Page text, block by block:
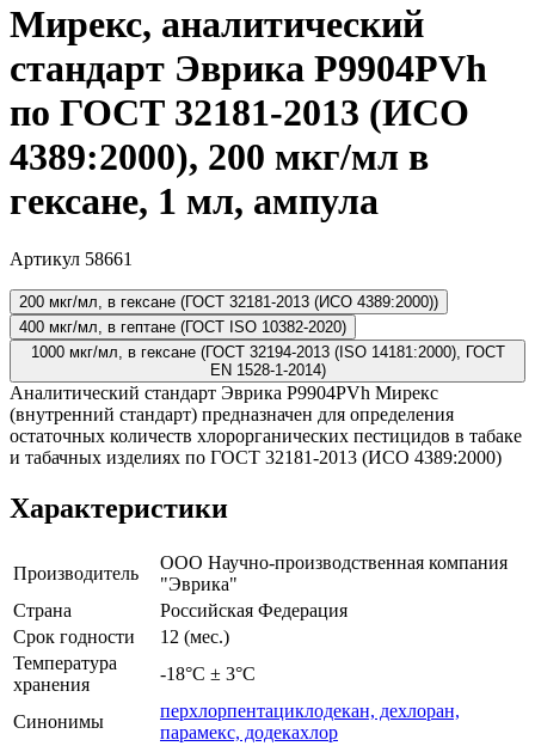
Мирекс, аналитический
стандарт Эврика P9904PVh
по ГОСТ 32181-2013 (ИСО
4389:2000), 200 мкг/мл в
гексане, 1 мл, ампула
Артикул 58661
200 мкг/мл, в гексане (ГОСТ 32181-2013 (ИСО 4389:2000))
400 мкг/мл, в гептане (ГОСТ ISO 10382-2020)
1000 мкг/мл, в гексане (ГОСТ 32194-2013 (ISO 14181:2000), ГОСТ
EN 1528-1-2014)
Аналитический стандарт Эврика P9904PVh Мирекс
(внутренний стандарт) предназначен для определения
остаточных количеств хлорорганических пестицидов в табаке
и табачных изделиях по ГОСТ 32181-2013 (ИСО 4389:2000)
Характеристики
Производитель
ООО Научно-производственная компания
"Эврика"
Страна
Российская Федерация
Срок годности
12 (мес.)
Температура
хранения
-18°С ± 3°С
Синонимы
перхлорпентациклодекан, дехлоран,
парамекс, додекахлор